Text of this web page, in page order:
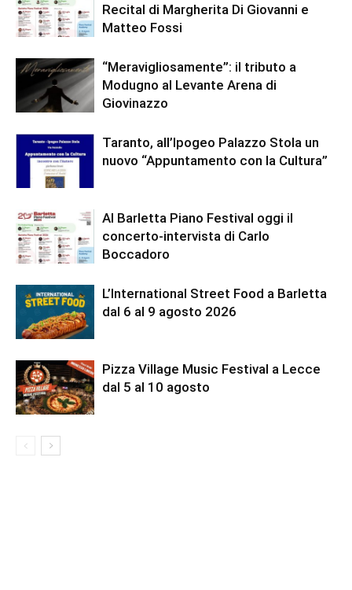
Recital di Margherita Di Giovanni e
Matteo Fossi
“Meravigliosamente”: il tributo a
Modugno al Levante Arena di
Giovinazzo
Taranto, all’Ipogeo Palazzo Stola un
nuovo “Appuntamento con la Cultura”
Al Barletta Piano Festival oggi il
concerto-intervista di Carlo
Boccadoro
L’International Street Food a Barletta
dal 6 al 9 agosto 2026
Pizza Village Music Festival a Lecce
dal 5 al 10 agosto